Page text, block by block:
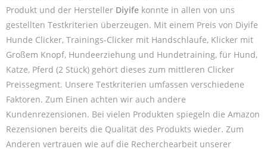
Produkt und der Hersteller Diyife konnte in allen von uns
gestellten Testkriterien überzeugen. Mit einem Preis von Diyife
Hunde Clicker, Trainings-Clicker mit Handschlaufe, Klicker mit
Großem Knopf, Hundeerziehung und Hundetraining, für Hund,
Katze, Pferd (2 Stück) gehört dieses zum mittleren Clicker
Preissegment. Unsere Testkriterien umfassen verschiedene
Faktoren. Zum Einen achten wir auch andere
Kundenrezensionen. Bei vielen Produkten spiegeln die Amazon
Rezensionen bereits die Qualität des Produkts wieder. Zum
Anderen vertrauen wie auf die Recherchearbeit unserer